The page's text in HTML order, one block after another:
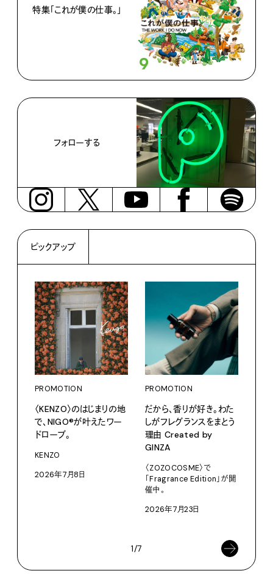
特集「これが僕の仕事。」
フォローする
ピックアップ
PROMOTION
〈KENZO〉のはじまりの地
で、NIGO®が叶えたワー
ドローブ。
KENZO
2026年7月8日
PROMOTION
だから、香りが好き。わた
しがフレグランスをまとう
理由 Created by
GINZA
〈ZOZOCOSME〉で
「Fragrance Edition」が開
催中。
2026年7月23日
1/7